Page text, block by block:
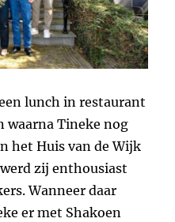
lunch in restaurant
waarna Tineke nog
het Huis van de Wijk
zij enthousiast
Wanneer daar
er met Shakoen